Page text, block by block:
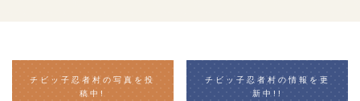
チビッ子忍者村の写真を投
稿中!
チビッ子忍者村の情報を更
新中!!